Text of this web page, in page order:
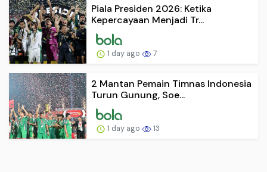
Piala Presiden 2026: Ketika
Kepercayaan Menjadi Tr...
1 day ago 7
2 Mantan Pemain Timnas Indonesia
Turun Gunung, Soe...
1 day ago 13